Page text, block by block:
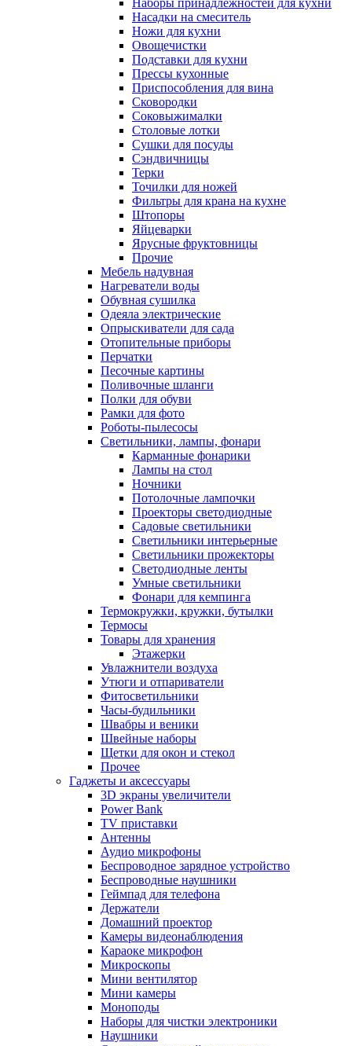
Наборы принадлежностей для кухни
Насадки на смеситель
Ножи для кухни
Овощечистки
Подставки для кухни
Прессы кухонные
Приспособления для вина
Сковородки
Соковыжималки
Столовые лотки
Сушки для посуды
Сэндвичницы
Терки
Точилки для ножей
Фильтры для крана на кухне
Штопоры
Яйцеварки
Ярусные фруктовницы
Прочие
Мебель надувная
Нагреватели воды
Обувная сушилка
Одеяла электрические
Опрыскиватели для сада
Отопительные приборы
Перчатки
Песочные картины
Поливочные шланги
Полки для обуви
Рамки для фото
Роботы-пылесосы
Светильники, лампы, фонари
Карманные фонарики
Лампы на стол
Ночники
Потолочные лампочки
Проекторы светодиодные
Садовые светильники
Светильники интерьерные
Светильники прожекторы
Светодиодные ленты
Умные светильники
Фонари для кемпинга
Термокружки, кружки, бутылки
Термосы
Товары для хранения
Этажерки
Увлажнители воздуха
Утюги и отпариватели
Фитосветильники
Часы-будильники
Швабры и веники
Швейные наборы
Щетки для окон и стекол
Прочее
Гаджеты и аксессуары
3D экраны увеличители
Power Bank
TV приставки
Антенны
Аудио микрофоны
Беспроводное зарядное устройство
Беспроводные наушники
Геймпад для телефона
Держатели
Домашний проектор
Камеры видеонаблюдения
Караоке микрофон
Микроскопы
Мини вентилятор
Мини камеры
Моноподы
Наборы для чистки электроники
Наушники